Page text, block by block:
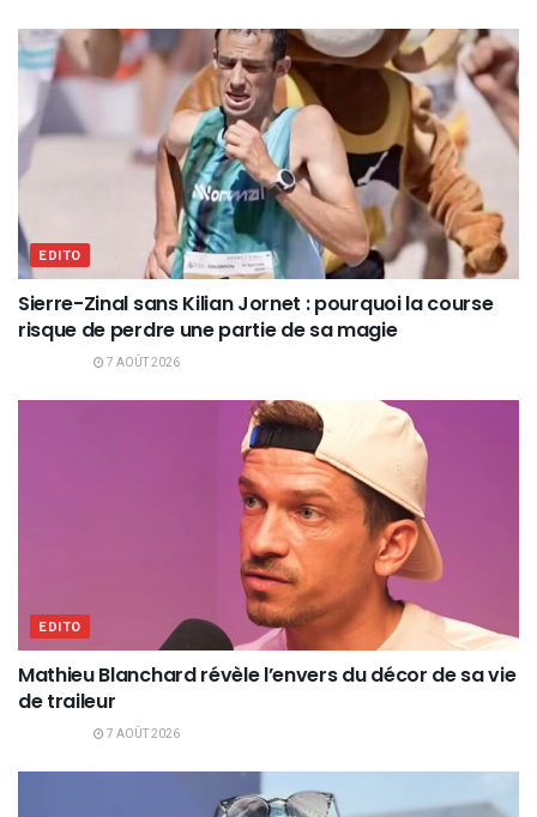
EDITO
Sierre-Zinal sans Kilian Jornet : pourquoi la course
risque de perdre une partie de sa magie
7 AOÛT 2026
EDITO
Mathieu Blanchard révèle l’envers du décor de sa vie
de traileur
7 AOÛT 2026